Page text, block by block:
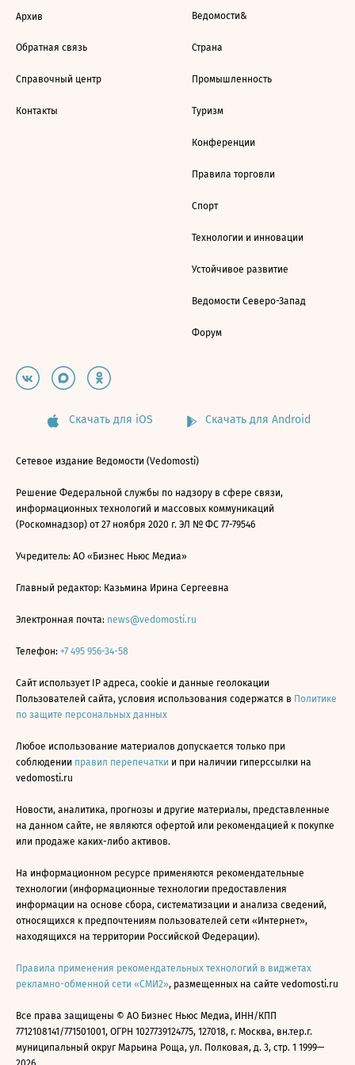
Архив
Обратная связь
Справочный центр
Контакты
Ведомости&
Страна
Промышленность
Туризм
Конференции
Правила торговли
Спорт
Технологии и инновации
Устойчивое развитие
Ведомости Северо-Запад
Форум
Скачать для iOS Скачать для Android
Сетевое издание Ведомости (Vedomosti)
Решение Федеральной службы по надзору в сфере связи,
информационных технологий и массовых коммуникаций
(Роскомнадзор) от 27 ноября 2020 г. ЭЛ № ФС 77-79546
Учредитель: АО «Бизнес Ньюс Медиа»
Главный редактор: Казьмина Ирина Сергеевна
Электронная почта: news@vedomosti.ru
Телефон: +7 495 956-34-58
Сайт использует IP адреса, cookie и данные геолокации
Пользователей сайта, условия использования содержатся в Политике
по защите персональных данных
Любое использование материалов допускается только при
соблюдении правил перепечатки и при наличии гиперссылки на
vedomosti.ru
Новости, аналитика, прогнозы и другие материалы, представленные
на данном сайте, не являются офертой или рекомендацией к покупке
или продаже каких-либо активов.
На информационном ресурсе применяются рекомендательные
технологии (информационные технологии предоставления
информации на основе сбора, систематизации и анализа сведений,
относящихся к предпочтениям пользователей сети «Интернет»,
находящихся на территории Российской Федерации).
Правила применения рекомендательных технологий в виджетах
рекламно-обменной сети «СМИ2», размещенных на сайте vedomosti.ru
Все права защищены © АО Бизнес Ньюс Медиа, ИНН/КПП
7712108141/771501001, ОГРН 1027739124775, 127018, г. Москва, вн.тер.г.
муниципальный округ Марьина Роща, ул. Полковая, д. 3, стр. 1 1999—